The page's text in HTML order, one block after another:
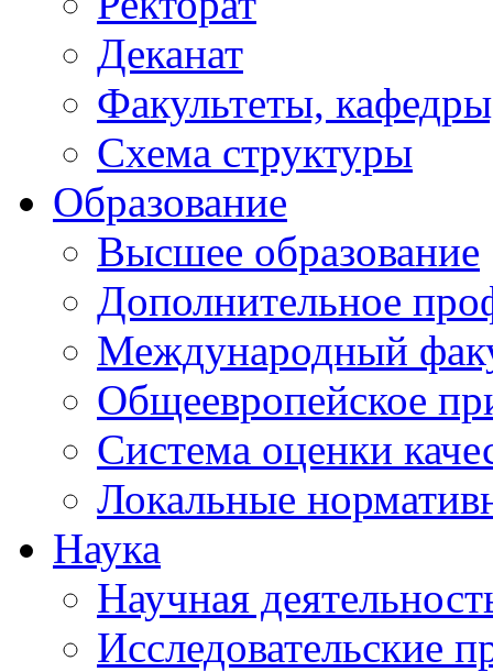
Деканат
Факультеты,
Схема структуры
Образование
Высшее образование
Дополнительное
Международный
Общеевропейское
Система оценки
Локальные
Наука
Научная
Исследовательские